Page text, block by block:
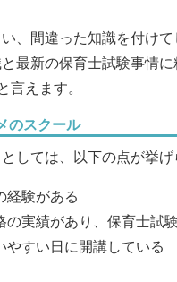
、間違った知識を付けて
最新の保育士試験事情
言えます。
のスクール
しては、以下の点が挙げ
験がある
実績があり、保育士試
すい日に開講している